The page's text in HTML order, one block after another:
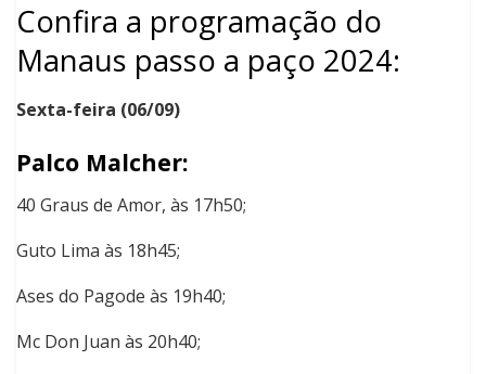
Confira a programação do
Manaus passo a paço 2024:
Sexta-feira (06/09)
Palco Malcher:
40 Graus de Amor, às 17h50;
Guto Lima às 18h45;
Ases do Pagode às 19h40;
Mc Don Juan às 20h40;